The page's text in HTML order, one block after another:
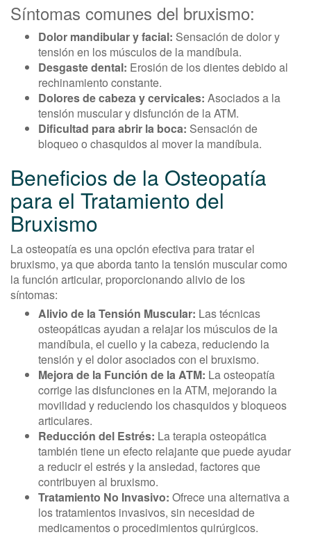
Síntomas comunes del bruxismo:
Dolor mandibular y facial: Sensación de dolor y
tensión en los músculos de la mandíbula.
Desgaste dental: Erosión de los dientes debido al
rechinamiento constante.
Dolores de cabeza y cervicales: Asociados a la
tensión muscular y disfunción de la ATM.
Dificultad para abrir la boca: Sensación de
bloqueo o chasquidos al mover la mandíbula.
Beneficios de la Osteopatía
para el Tratamiento del
Bruxismo
La osteopatía es una opción efectiva para tratar el
bruxismo, ya que aborda tanto la tensión muscular como
la función articular, proporcionando alivio de los
síntomas:
Alivio de la Tensión Muscular: Las técnicas
osteopáticas ayudan a relajar los músculos de la
mandíbula, el cuello y la cabeza, reduciendo la
tensión y el dolor asociados con el bruxismo.
Mejora de la Función de la ATM: La osteopatía
corrige las disfunciones en la ATM, mejorando la
movilidad y reduciendo los chasquidos y bloqueos
articulares.
Reducción del Estrés: La terapia osteopática
también tiene un efecto relajante que puede ayudar
a reducir el estrés y la ansiedad, factores que
contribuyen al bruxismo.
Tratamiento No Invasivo: Ofrece una alternativa a
los tratamientos invasivos, sin necesidad de
medicamentos o procedimientos quirúrgicos.